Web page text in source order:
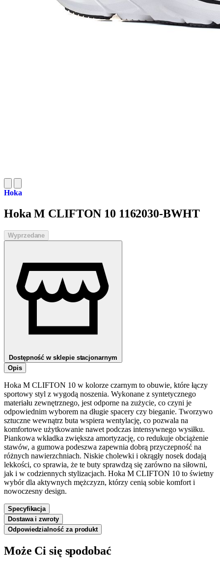
Hoka
Hoka M CLIFTON 10 1162030-BWHT
Wyprzedane
Dostępność w sklepie stacjonarnym
Opis
Hoka M CLIFTON 10 w kolorze czarnym to obuwie, które łączy
sportowy styl z wygodą noszenia. Wykonane z syntetycznego
materiału zewnętrznego, jest odporne na zużycie, co czyni je
odpowiednim wyborem na długie spacery czy bieganie. Tworzywo
sztuczne wewnątrz buta wspiera wentylację, co pozwala na
komfortowe użytkowanie nawet podczas intensywnego wysiłku.
Piankowa wkładka zwiększa amortyzację, co redukuje obciążenie
stawów, a gumowa podeszwa zapewnia dobrą przyczepność na
różnych nawierzchniach. Niskie cholewki i okrągły nosek dodają
lekkości, co sprawia, że te buty sprawdzą się zarówno na siłowni,
jak i w codziennych stylizacjach. Hoka M CLIFTON 10 to świetny
wybór dla aktywnych mężczyzn, którzy cenią sobie komfort i
nowoczesny design.
Specyfikacja
Dostawa i zwroty
Odpowiedzialność za produkt
Może Ci się spodobać